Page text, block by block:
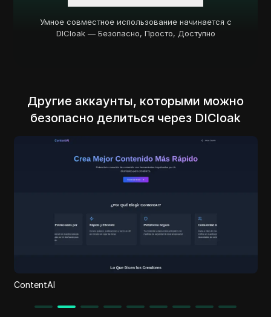
Умное совместное использование начинается с
DICloak — Безопасно, Просто, Доступно
Другие аккаунты, которыми можно
безопасно делиться через DICloak
FlowScraper